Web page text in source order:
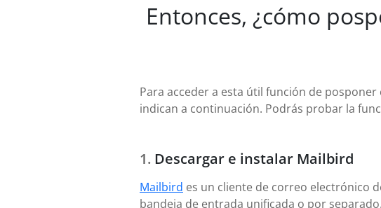
Entonces, ¿cómo
Para acceder a esta útil función de
indican a continuación. Podrás probar la
Descargar e instalar Mailbird
Mailbird es un cliente de correo electrónico
bandeja de entrada unificada o por